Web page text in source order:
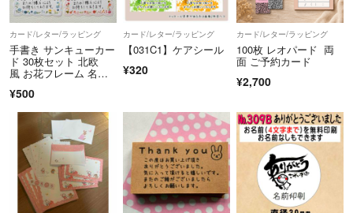
カード/レター/ラッピング
手書き サンキューカー
ド 30枚セット 北欧
風 お花フレーム 名刺
レッド 各15枚 スカラ
¥500
カード/レター/ラッピング
【031C1】ケアシール
¥320
カード/レター/ラッピング
100枚 レオパード 両
面 ご予約カード
¥2,700